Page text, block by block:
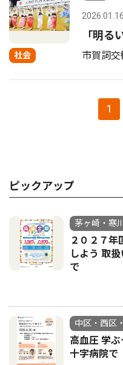
社会
2026.01.16
「明る
市賀詞
1
ピックアップ
茅ヶ崎・寒川
２０２７年
しよう 取
で
中区・西区
高血圧 学
十字病院で